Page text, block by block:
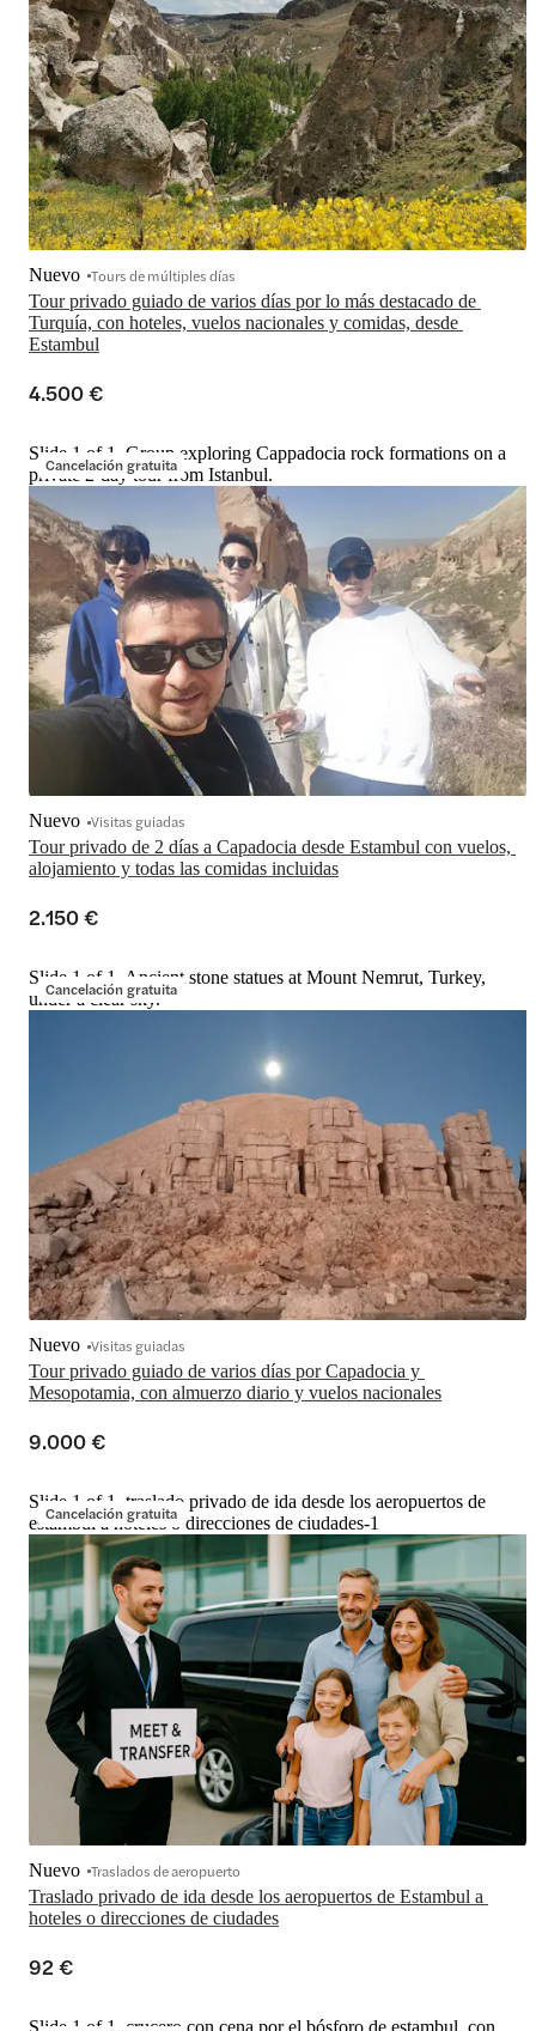
Tour privado guiado de varios días por lo más destacado de
Turquía, con hoteles, vuelos nacionales y comidas, desde
Estambul
Nuevo Tours de múltiples días
4.500 €
Cancelación gratuita
Slide 1 of 1, Group exploring Cappadocia rock formations on a
private 2-day tour from Istanbul.
Tour privado de 2 días a Capadocia desde Estambul con vuelos,
alojamiento y todas las comidas incluidas
Nuevo Visitas guiadas
2.150 €
Cancelación gratuita
Slide 1 of 1, Ancient stone statues at Mount Nemrut, Turkey,
under a clear sky.
Tour privado guiado de varios días por Capadocia y
Mesopotamia, con almuerzo diario y vuelos nacionales
Nuevo Visitas guiadas
9.000 €
Cancelación gratuita
Slide 1 of 1, traslado privado de ida desde los aeropuertos de
estambul a hoteles o direcciones de ciudades-1
Traslado privado de ida desde los aeropuertos de Estambul a
hoteles o direcciones de ciudades
Nuevo Traslados de aeropuerto
92 €
Slide 1 of 1, crucero con cena por el bósforo de estambul, con